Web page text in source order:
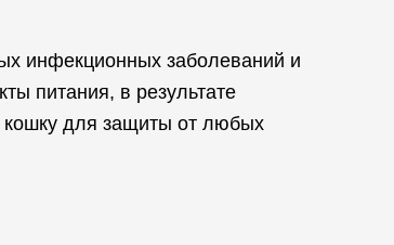
инфекционных заболеваний и
питания, в результате
кошку для защиты от любых